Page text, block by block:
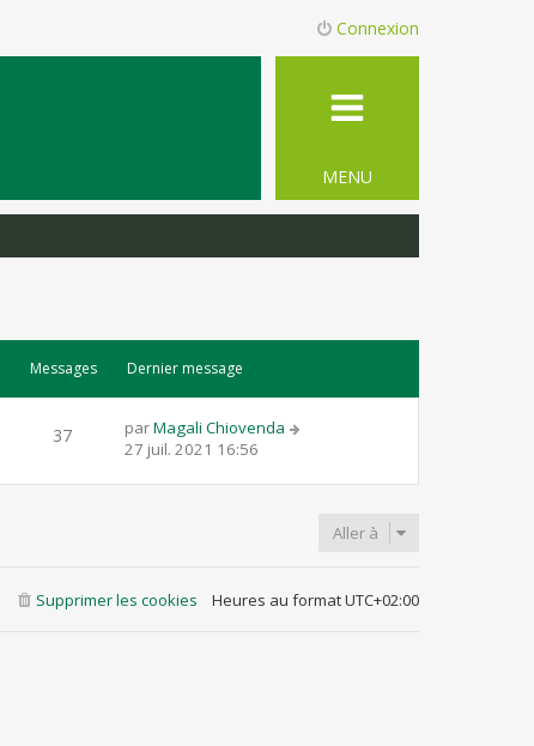
Connexion
MENU
Messages Dernier message
37 parMagali Chiovenda
27 juil. 2021 16:56
Aller à
Heures au formatUTC+02:00
Supprimer les cookies